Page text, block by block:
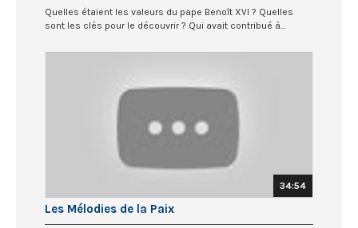
Quelles étaient les valeurs du pape Benoît XVI ? Quelles
sont les clés pour le découvrir ? Qui avait contribué à...
34:54
Les Mélodies de la Paix